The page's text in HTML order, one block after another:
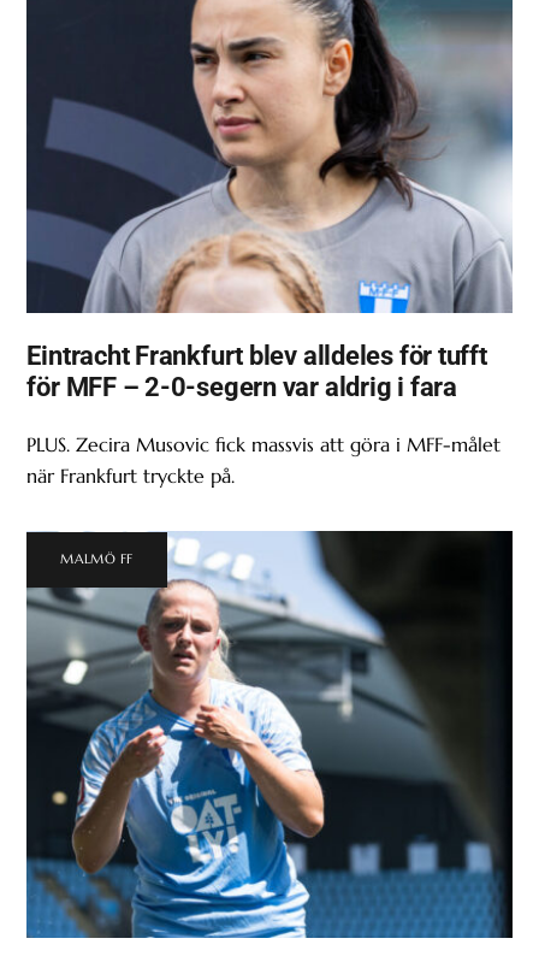
Eintracht Frankfurt blev alldeles för tufft
för MFF – 2-0-segern var aldrig i fara
PLUS. Zecira Musovic fick massvis att göra i MFF-målet
när Frankfurt tryckte på.
MALMÖ FF